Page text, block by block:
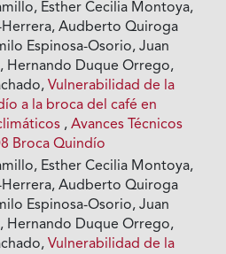
Esther Cecilia Montoya,
Audberto Quiroga
Espinosa-Osorio, Juan
Hernando Duque Orrego,
Vulnerabilidad de la
a la broca del café en
,Avances Técnicos
Broca Quindío
Esther Cecilia Montoya,
Audberto Quiroga
Espinosa-Osorio, Juan
Hernando Duque Orrego,
Vulnerabilidad de la